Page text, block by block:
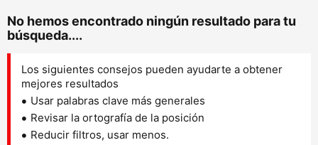
No hemos encontrado ningún resultado para tu
búsqueda....
Los siguientes consejos pueden ayudarte a obtener
mejores resultados
Usar palabras clave más generales
Revisar la ortografía de la posición
Reducir filtros, usar menos.